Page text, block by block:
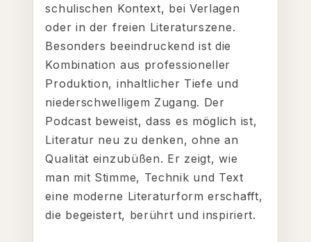
schulischen Kontext, bei Verlagen
oder in der freien Literaturszene.
Besonders beeindruckend ist die
Kombination aus professioneller
Produktion, inhaltlicher Tiefe und
niederschwelligem Zugang. Der
Podcast beweist, dass es möglich ist,
Literatur neu zu denken, ohne an
Qualität einzubüßen. Er zeigt, wie
man mit Stimme, Technik und Text
eine moderne Literaturform erschafft,
die begeistert, berührt und inspiriert.